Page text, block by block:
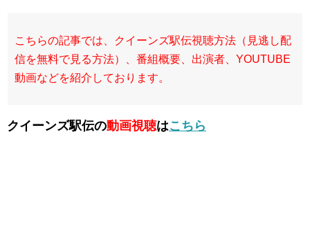
こちらの記事では、クイーンズ駅伝視聴方法（見逃し配
信を無料で見る方法）、番組概要、出演者、YOUTUBE
動画などを紹介しております。
クイーンズ駅伝の動画視聴はこちら